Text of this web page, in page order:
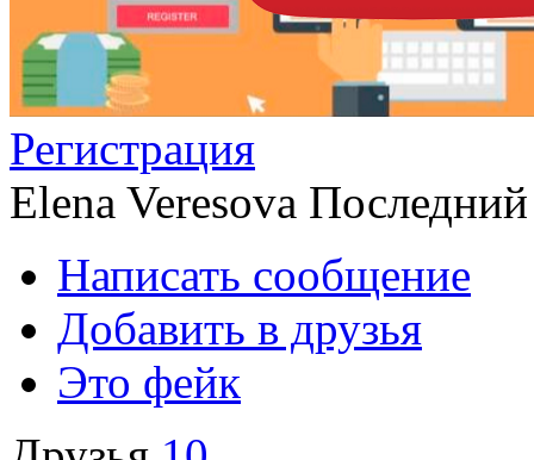
Регистрация
Elena Veresova
Написать сообщение
Добавить в друзья
Это фейк